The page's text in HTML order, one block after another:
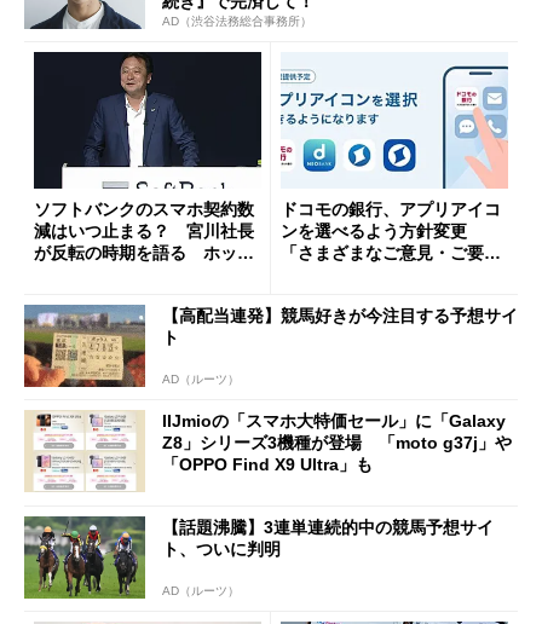
AD（渋谷法務総合事務所）
ソフトバンクのスマホ契約数
減はいつ止まる？ 宮川社長
が反転の時期を語る ホッピ
ドコモの銀行、アプリアイコ
ンを選べるよう方針変更
「さまざまなご意見・ご要望
【高配当連発】競馬好きが今注目する予想サイ
ト
AD（ルーツ）
IIJmioの「スマホ大特価セール」に「Galaxy
Z8」シリーズ3機種が登場 「moto g37j」や
「OPPO Find X9 Ultra」も
【話題沸騰】3連単連続的中の競馬予想サイ
ト、ついに判明
AD（ルーツ）